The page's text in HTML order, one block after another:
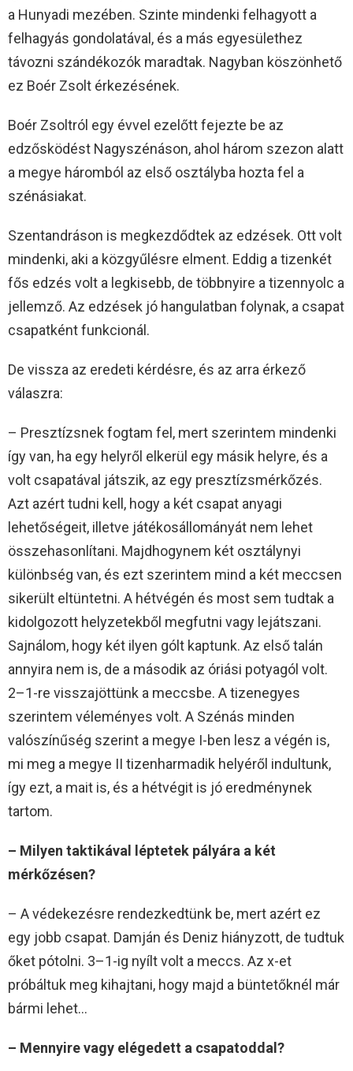
a Hunyadi mezében. Szinte mindenki felhagyott a
felhagyás gondolatával, és a más egyesülethez
távozni szándékozók maradtak. Nagyban köszönhető
ez Boér Zsolt érkezésének.
Boér Zsoltról egy évvel ezelőtt fejezte be az
edzősködést Nagyszénáson, ahol három szezon alatt
a megye háromból az első osztályba hozta fel a
szénásiakat.
Szentandráson is megkezdődtek az edzések. Ott volt
mindenki, aki a közgyűlésre elment. Eddig a tizenkét
fős edzés volt a legkisebb, de többnyire a tizennyolc a
jellemző. Az edzések jó hangulatban folynak, a csapat
csapatként funkcionál.
De vissza az eredeti kérdésre, és az arra érkező
válaszra:
– Presztízsnek fogtam fel, mert szerintem mindenki
így van, ha egy helyről elkerül egy másik helyre, és a
volt csapatával játszik, az egy presztízsmérkőzés.
Azt azért tudni kell, hogy a két csapat anyagi
lehetőségeit, illetve játékosállományát nem lehet
összehasonlítani. Majdhogynem két osztálynyi
különbség van, és ezt szerintem mind a két meccsen
sikerült eltüntetni. A hétvégén és most sem tudtak a
kidolgozott helyzetekből megfutni vagy lejátszani.
Sajnálom, hogy két ilyen gólt kaptunk. Az első talán
annyira nem is, de a második az óriási potyagól volt.
2–1-re visszajöttünk a meccsbe. A tizenegyes
szerintem véleményes volt. A Szénás minden
valószínűség szerint a megye I-ben lesz a végén is,
mi meg a megye II tizenharmadik helyéről indultunk,
így ezt, a mait is, és a hétvégit is jó eredménynek
tartom.
– Milyen taktikával léptetek pályára a két
mérkőzésen?
– A védekezésre rendezkedtünk be, mert azért ez
egy jobb csapat. Damján és Deniz hiányzott, de tudtuk
őket pótolni. 3–1-ig nyílt volt a meccs. Az x-et
próbáltuk meg kihajtani, hogy majd a büntetőknél már
bármi lehet…
– Mennyire vagy elégedett a csapatoddal?